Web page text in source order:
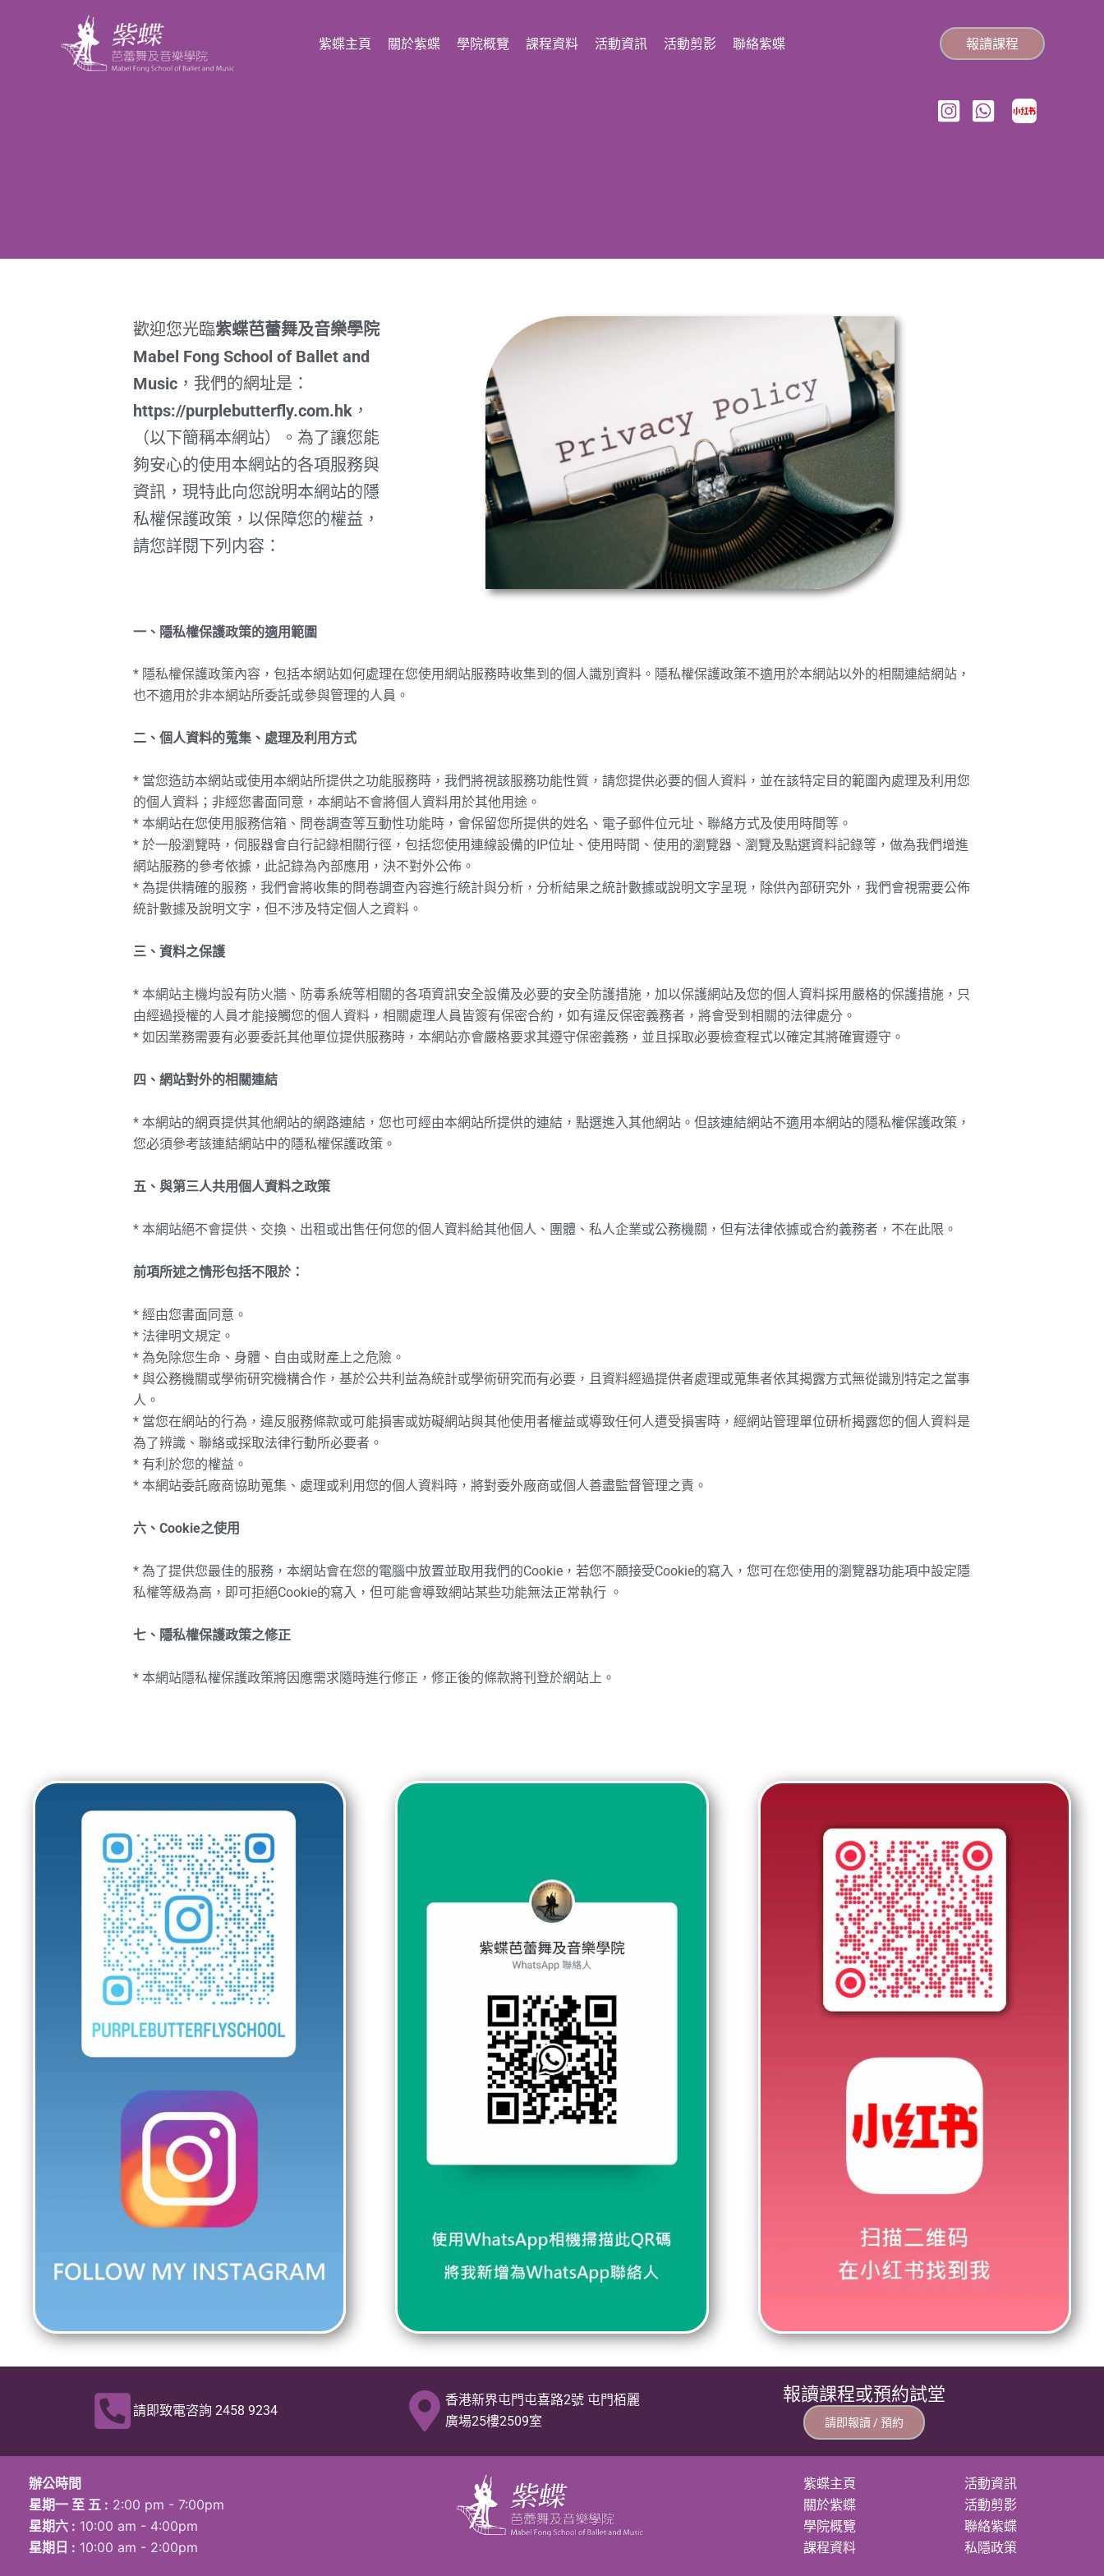
紫蝶主頁 關於紫蝶 學院概覽 課程資料 活動資訊 活動剪影 聯絡紫蝶 報讀課程
歡迎您光臨紫蝶芭蕾舞及音樂學院
Mabel Fong School of Ballet and
Music ，我們的網址是：
https://purplebutterfly.com.hk ，
（以下簡稱本網站）。為了讓您能
夠安心的使用本網站的各項服務與
資訊，現特此向您說明本網站的隱
私權保護政策，以保障您的權益，
請您詳閱下列内容：
一、隱私權保護政策的適用範圍
* 隱私權保護政策內容，包括本網站如何處理在您使用網站服務時收集到的個人識別資料。隱私權保護政策不適用於本網站以外的相關連結網站，
也不適用於非本網站所委託或參與管理的人員。
二、個人資料的蒐集、處理及利用方式
* 當您造訪本網站或使用本網站所提供之功能服務時，我們將視該服務功能性質，請您提供必要的個人資料，並在該特定目的範圍內處理及利用您
的個人資料；非經您書面同意，本網站不會將個人資料用於其他用途。
* 本網站在您使用服務信箱、問卷調查等互動性功能時，會保留您所提供的姓名、電子郵件位元址、聯絡方式及使用時間等。
* 於一般瀏覽時，伺服器會自行記錄相關行徑，包括您使用連線設備的IP位址、使用時間、使用的瀏覽器、瀏覽及點選資料記錄等，做為我們增進
網站服務的參考依據，此記錄為內部應用，決不對外公佈。
* 為提供精確的服務，我們會將收集的問卷調查內容進行統計與分析，分析結果之統計數據或說明文字呈現，除供內部研究外，我們會視需要公佈
統計數據及說明文字，但不涉及特定個人之資料。
三、資料之保護
* 本網站主機均設有防火牆、防毒系統等相關的各項資訊安全設備及必要的安全防護措施，加以保護網站及您的個人資料採用嚴格的保護措施，只
由經過授權的人員才能接觸您的個人資料，相關處理人員皆簽有保密合約，如有違反保密義務者，將會受到相關的法律處分。
* 如因業務需要有必要委託其他單位提供服務時，本網站亦會嚴格要求其遵守保密義務，並且採取必要檢查程式以確定其將確實遵守。
四、網站對外的相關連結
* 本網站的網頁提供其他網站的網路連結，您也可經由本網站所提供的連結，點選進入其他網站。但該連結網站不適用本網站的隱私權保護政策，
您必須參考該連結網站中的隱私權保護政策。
五、與第三人共用個人資料之政策
* 本網站絕不會提供、交換、出租或出售任何您的個人資料給其他個人、團體、私人企業或公務機關，但有法律依據或合約義務者，不在此限。
前項所述之情形包括不限於：
* 經由您書面同意。
* 法律明文規定。
* 為免除您生命、身體、自由或財產上之危險。
* 與公務機關或學術研究機構合作，基於公共利益為統計或學術研究而有必要，且資料經過提供者處理或蒐集者依其揭露方式無從識別特定之當事
人。
* 當您在網站的行為，違反服務條款或可能損害或妨礙網站與其他使用者權益或導致任何人遭受損害時，經網站管理單位研析揭露您的個人資料是
為了辨識、聯絡或採取法律行動所必要者。
* 有利於您的權益。
* 本網站委託廠商協助蒐集、處理或利用您的個人資料時，將對委外廠商或個人善盡監督管理之責。
六、Cookie之使用
* 為了提供您最佳的服務，本網站會在您的電腦中放置並取用我們的Cookie，若您不願接受Cookie的寫入，您可在您使用的瀏覽器功能項中設定隱
私權等級為高，即可拒絕Cookie的寫入，但可能會導致網站某些功能無法正常執行 。
七、隱私權保護政策之修正
* 本網站隱私權保護政策將因應需求隨時進行修正，修正後的條款將刊登於網站上。
請即致電咨詢 2458 9234
香港新界屯門屯喜路2號 屯門栢麗
廣場25樓2509室
報讀課程或預約試堂
請即報讀 / 預約
辦公時間
星期一 至 五 : 2:00 pm - 7:00pm
星期六 : 10:00 am - 4:00pm
星期日 : 10:00 am - 2:00pm
紫蝶主頁
關於紫蝶
學院概覽
課程資料
活動資訊
活動剪影
聯絡紫蝶
私隱政策